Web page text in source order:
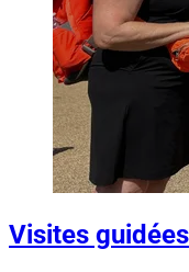
Visites guidées